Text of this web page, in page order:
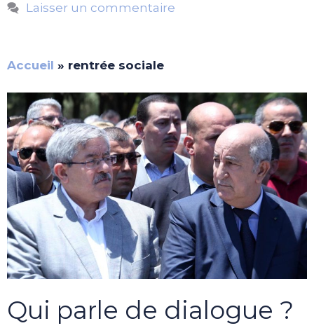
Laisser un commentaire
Accueil » rentrée sociale
Qui parle de dialogue ?